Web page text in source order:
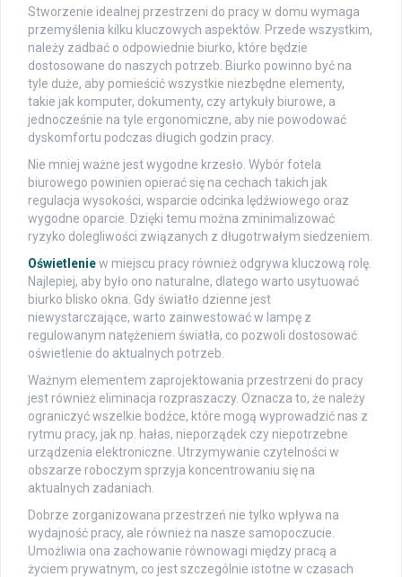
Stworzenie idealnej przestrzeni do pracy w domu wymaga
przemyślenia kilku kluczowych aspektów. Przede wszystkim,
należy zadbać o odpowiednie biurko, które będzie
dostosowane do naszych potrzeb. Biurko powinno być na
tyle duże, aby pomieścić wszystkie niezbędne elementy,
takie jak komputer, dokumenty, czy artykuły biurowe, a
jednocześnie na tyle ergonomiczne, aby nie powodować
dyskomfortu podczas długich godzin pracy.
Nie mniej ważne jest wygodne krzesło. Wybór fotela
biurowego powinien opierać się na cechach takich jak
regulacja wysokości, wsparcie odcinka lędźwiowego oraz
wygodne oparcie. Dzięki temu można zminimalizować
ryzyko dolegliwości związanych z długotrwałym siedzeniem.
Oświetleniew miejscu pracy również odgrywa kluczową rolę.
Najlepiej, aby było ono naturalne, dlatego warto usytuować
biurko blisko okna. Gdy światło dzienne jest
niewystarczające, warto zainwestować w lampę z
regulowanym natężeniem światła, co pozwoli dostosować
oświetlenie do aktualnych potrzeb.
Ważnym elementem zaprojektowania przestrzeni do pracy
jest również eliminacja rozpraszaczy. Oznacza to, że należy
ograniczyć wszelkie bodźce, które mogą wyprowadzić nas z
rytmu pracy, jak np. hałas, nieporządek czy niepotrzebne
urządzenia elektroniczne. Utrzymywanie czytelności w
obszarze roboczym sprzyja koncentrowaniu się na
aktualnych zadaniach.
Dobrze zorganizowana przestrzeń nie tylko wpływa na
wydajność pracy, ale również na nasze samopoczucie.
Umożliwia ona zachowanie równowagi między pracą a
życiem prywatnym, co jest szczególnie istotne w czasach